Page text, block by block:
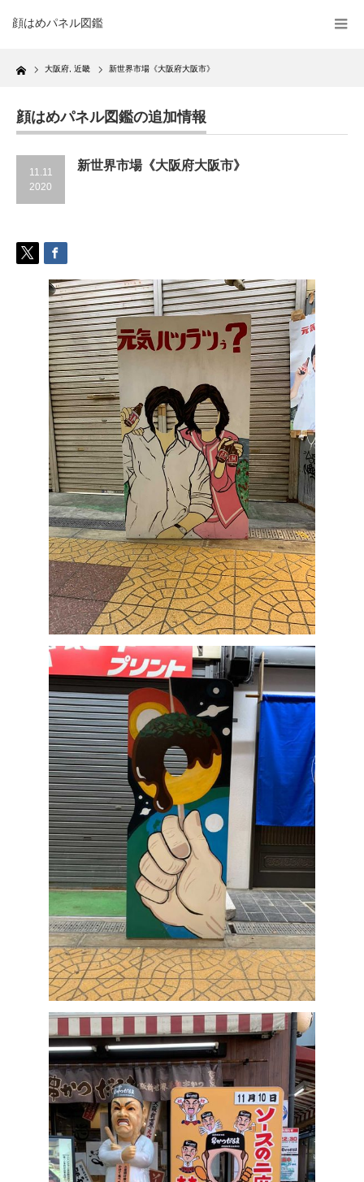
顔はめパネル図鑑
Home 大阪府 近畿 新世界市場《大阪府大阪市》
顔はめパネル図鑑の追加情報
11.11
2020
新世界市場《大阪府大阪市》